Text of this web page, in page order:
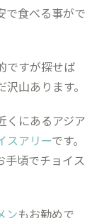
で食べる事がで
ですが探せば
山あります。
くにあるアジア
スアリーです。
手頃でチョイス
ンもお勧めで